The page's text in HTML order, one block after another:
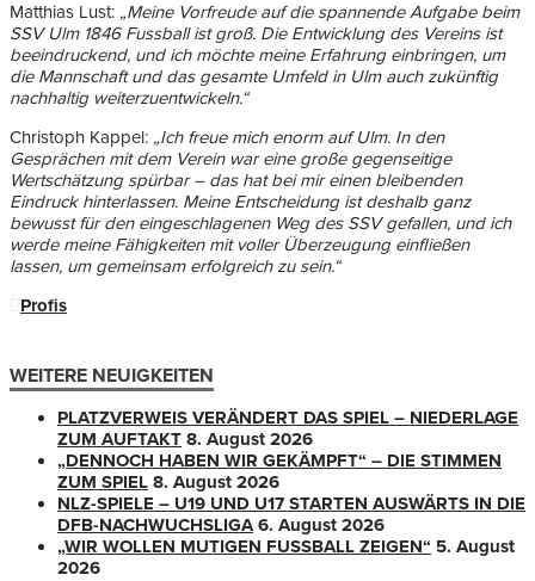
Matthias Lust: „Meine Vorfreude auf die spannende Aufgabe beim
SSV Ulm 1846 Fussball ist groß. Die Entwicklung des Vereins ist
beeindruckend, und ich möchte meine Erfahrung einbringen, um
die Mannschaft und das gesamte Umfeld in Ulm auch zukünftig
nachhaltig weiterzuentwickeln.“
Christoph Kappel: „Ich freue mich enorm auf Ulm. In den
Gesprächen mit dem Verein war eine große gegenseitige
Wertschätzung spürbar – das hat bei mir einen bleibenden
Eindruck hinterlassen. Meine Entscheidung ist deshalb ganz
bewusst für den eingeschlagenen Weg des SSV gefallen, und ich
werde meine Fähigkeiten mit voller Überzeugung einfließen
lassen, um gemeinsam erfolgreich zu sein.“
Profis
WEITERE NEUIGKEITEN
PLATZVERWEIS VERÄNDERT DAS SPIEL – NIEDERLAGE
ZUM AUFTAKT 8. August 2026
„DENNOCH HABEN WIR GEKÄMPFT“ – DIE STIMMEN
ZUM SPIEL 8. August 2026
NLZ-SPIELE – U19 UND U17 STARTEN AUSWÄRTS IN DIE
DFB-NACHWUCHSLIGA 6. August 2026
„WIR WOLLEN MUTIGEN FUSSBALL ZEIGEN“
5. August
2026